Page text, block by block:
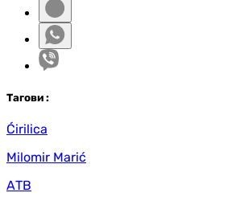
Тагови :
Ćirilica
Milomir Marić
АТВ